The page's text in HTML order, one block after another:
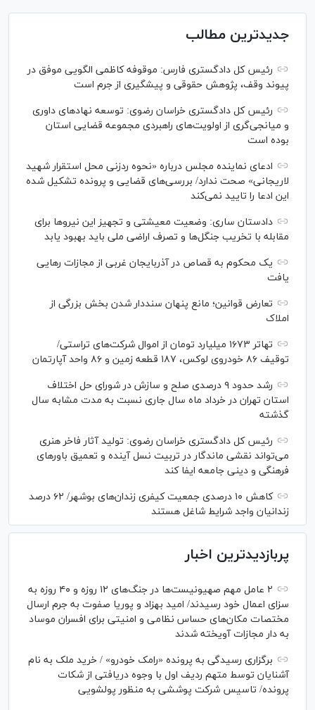
جدیدترین مطالب
رئیس کل دادگستری فارس: موقوفه کاظمی الگویی موفق در
پیوند وقف، پژوهش حقوقی و پیشگیری از جرم است
رئیس کل دادگستری خراسان رضوی: توسعه نهاد‌های داوری
و میانجی‌گری از اولویت‌های راهبردی مجموعه قضایی استان
بوده است
ادعای نماینده مجلس درباره «نحوه ردزنی محل استقرار شهید
لاریجانی» صحت ندارد/ بررسی‌های قضایی و پرونده تشکیل شده
این ادعا را تایید نمی‌کند
دادستان ساری: وضعیت معیشتی و تجهیز این نیرو‌ها برای
مقابله با تخریب جنگل‌ها و تصرف اراضی ملی باید بهبود یابد
یک محکوم به قصاص در آذربایجان‌ غربی از مجازات رهایی
یافت
تعارض قوانین؛ مانع پنهان سنددار شدن بخش بزرگی از
املاک
تهاتر ۱۶۷۳ میلیارد تومان از اموال شرکت‌های تراستی/
توقیف ۸۶ خودروی لوکس، ۱۸۷ قطعه زمین و ۸۶ واحد آپارتمان
رشد حدود ۹ درصدی صلح و سازش در شورای حل اختلاف
استان تهران در خرداد ماه سال جاری نسبت به مدت مشابه سال
گذشته
رئیس کل دادگستری خراسان رضوی: تولید آثار فاخر هنری
می‌تواند نقشی ماندگار در تربیت نسل آینده و تعمیق باور‌های
فرهنگی و دینی جامعه ایفا کند
کاهش ۱۰ درصدی جمعیت کیفری زندان‌های بوشهر/ ۶۲ درصد
زندانیان واجد شرایط شاغل هستند
پربازدیدترین اخبار
۲ عامل مهم صهیونیست‌ها در جنگ‌های ۱۲ روزه و ۴۰ روزه به
سزای اعمال خود رسیدند/ امید بهزاد و پوریا صفوت به جرم ارسال
مختصات مکان‌های حساس نظامی و امنیتی برای افسران موساد
به دار مجازات آویخته شدند
برگزاری رسیدگی به پرونده «رامک خودرو» / خرید ملک به نام
آشنایان توسط متهم ردیف اول با وجوه دریافتی از شکات
پرونده/ تاسیس شرکت پوششی به منظور پولشویی